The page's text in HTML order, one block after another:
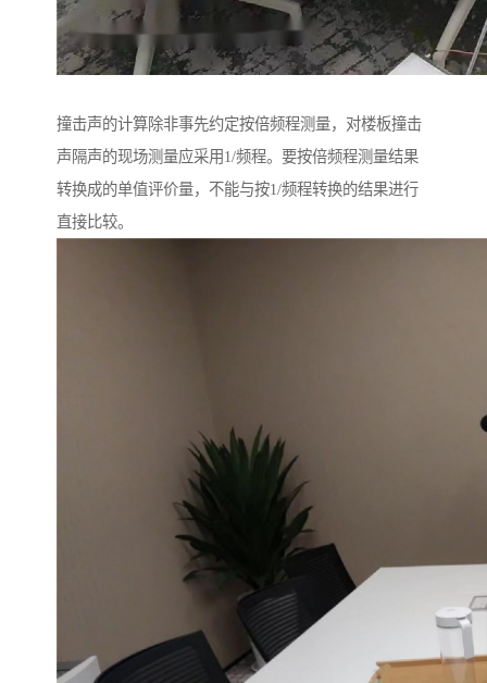
撞击声的计算除非事先约定按倍频程测量，对楼板撞击
声隔声的现场测量应采用1/频程。要按倍频程测量结果
转换成的单值评价量，不能与按1/频程转换的结果进行
直接比较。